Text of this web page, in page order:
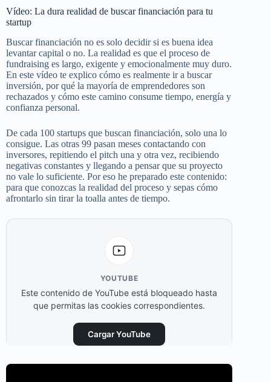
Vídeo: La dura realidad de buscar financiación para tu
startup
Buscar financiación no es solo decidir si es buena idea
levantar capital o no. La realidad es que el proceso de
fundraising es largo, exigente y emocionalmente muy duro.
En este vídeo te explico cómo es realmente ir a buscar
inversión, por qué la mayoría de emprendedores son
rechazados y cómo este camino consume tiempo, energía y
confianza personal.
De cada 100 startups que buscan financiación, solo una lo
consigue. Las otras 99 pasan meses contactando con
inversores, repitiendo el pitch una y otra vez, recibiendo
negativas constantes y llegando a pensar que su proyecto
no vale lo suficiente. Por eso he preparado este contenido:
para que conozcas la realidad del proceso y sepas cómo
afrontarlo sin tirar la toalla antes de tiempo.
YOUTUBE
Este contenido de YouTube está bloqueado hasta
que permitas las cookies correspondientes.
Cargar YouTube